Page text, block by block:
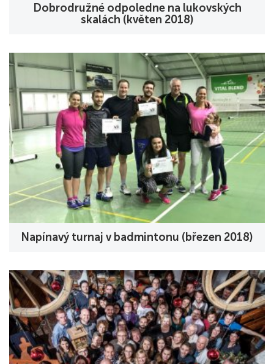
Dobrodružné odpoledne na lukovských
skalách (květen 2018)
Napínavý turnaj v badmintonu (březen 2018)